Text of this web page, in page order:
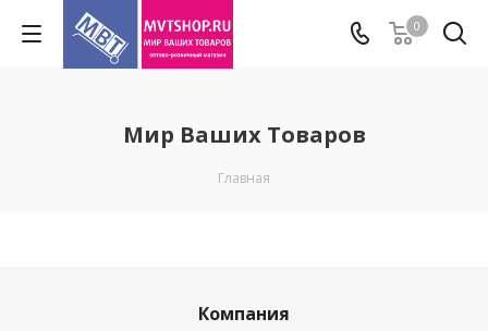
0
Мир Ваших Товаров
Главная
Компания